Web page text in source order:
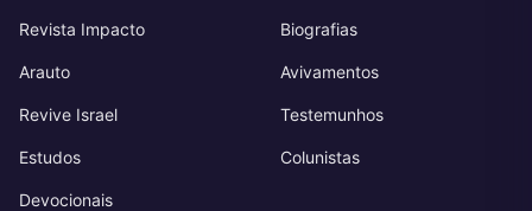
Revista Impacto
Arauto
Revive Israel
Estudos
Devocionais
Biografias
Avivamentos
Testemunhos
Colunistas